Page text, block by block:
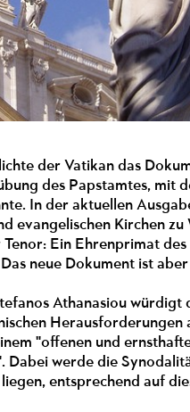
der Vatikan das
des Papstamtes,
In der aktuellen
evangelischen Kirchen
Ein Ehrenprimat
neue Dokument ist
Athanasiou
Herausforderungen
"offenen und
Dabei werde die
entsprechend auf